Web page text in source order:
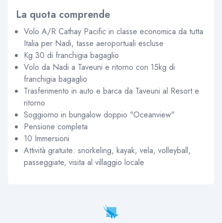
La quota comprende
Volo A/R Cathay Pacific in classe economica da tutta
Italia per Nadi, tasse aeroportuali escluse
Kg.30 di franchigia bagaglio
Volo da Nadi a Taveuni e ritorno con 15kg di
franchigia bagaglio
Trasferimento in auto e barca da Taveuni al Resort e
ritorno
Soggiorno in bungalow doppio "Oceanview"
Pensione completa
10 Immersioni
Attività gratuite: snorkeling, kayak, vela, volleyball,
passeggiate, visita al villaggio locale